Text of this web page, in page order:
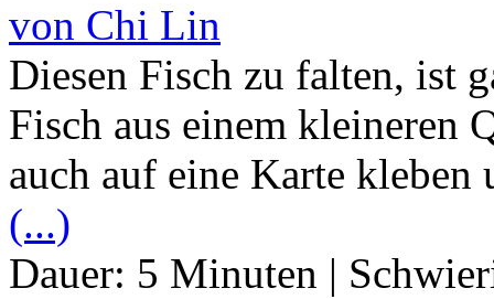
von Chi Lin
Diesen Fisch zu falten, ist
Fisch aus einem kleineren
auch auf eine Karte
(...)
Dauer: 5 Minuten |